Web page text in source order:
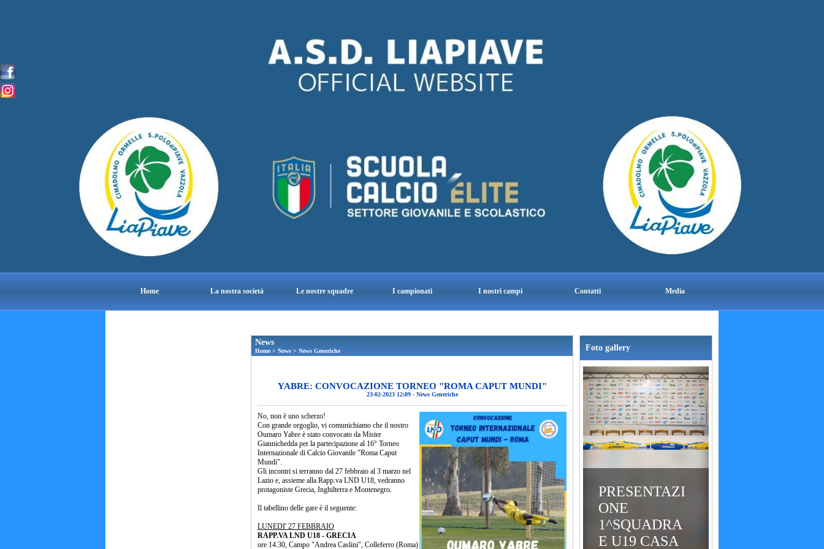
Home La nostra società Le nostre squadre I campionati I nostri campi Contatti Media
News
Home> News> News Generiche
YABRE: CONVOCAZIONE TORNEO "ROMA CAPUT MUNDI"
23-02-2023 12:09- News Generiche
No, non è uno scherzo!
Con grande orgoglio, vi comunichiamo che il nostro
Oumaro Yabre è stato convocato da Mister
Giannichedda per la partecipazione al 16° Torneo
Internazionale di Calcio Giovanile "Roma Caput
Mundi".
Gli incontri si terranno dal 27 febbraio al 3 marzo nel
Lazio e, assieme alla Rapp.va LND U18, vedranno
protagoniste Grecia, Inghilterra e Montenegro.
Il tabellino delle gare è il seguente:
LUNEDI' 27 FEBBRAIO
RAPP.VA LND U18 - GRECIA
ore 14.30, Campo "Andrea Caslini", Colleferro (Roma)
Foto gallery
PRESENTAZI
ONE
1^SQUADRA
E U19 CASA